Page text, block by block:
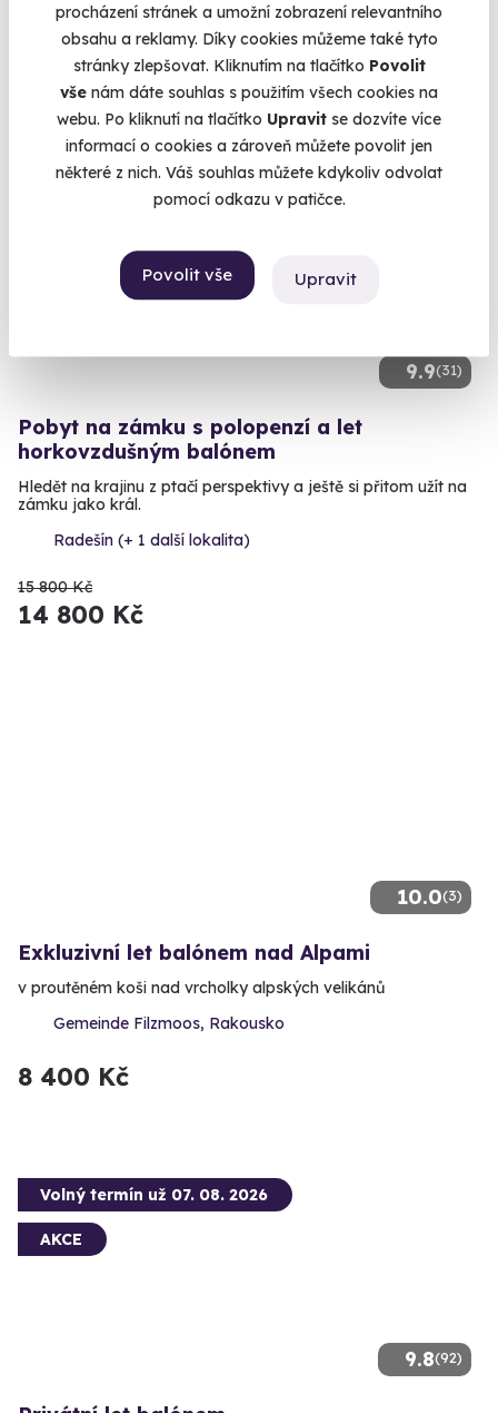
procházení stránek a umožní zobrazení relevantního
obsahu a reklamy. Díky cookies můžeme také tyto
stránky zlepšovat. Kliknutím na tlačítko Povolit
vše nám dáte souhlas s použitím všech cookies na
webu. Po kliknutí na tlačítko Upravit se dozvíte více
informací o cookies a zároveň můžete povolit jen
některé z nich. Váš souhlas můžete kdykoliv odvolat
pomocí odkazu v patičce.
Povolit vše Upravit
Brno-Tuřany (Brno-město)
5 800 Kč
9.9(31)
Exkluzivně u Zážitky.cz
Pobyt na zámku s polopenzí a let
horkovzdušným balónem
Hledět na krajinu z ptačí perspektivy a ještě si přitom užít na
zámku jako král.
Radešín (+ 1 další lokalita)
15 800 Kč
14 800 Kč
10.0(3)
Exkluzivní let balónem nad Alpami
v proutěném koši nad vrcholky alpských velikánů
Gemeinde Filzmoos, Rakousko
8 400 Kč
9.8(92)
Volný termín už 07. 08. 2026
AKCE